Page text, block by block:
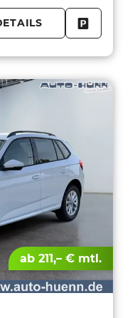
ab 211,– € mtl.